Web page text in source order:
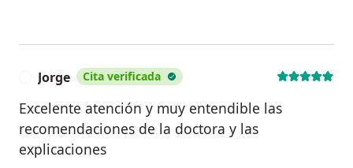
Jorge Cita verificada
Excelente atención y muy entendible las
recomendaciones de la doctora y las
explicaciones